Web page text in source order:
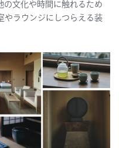
の文化や時間に触れるため
やラウンジにしつらえる装